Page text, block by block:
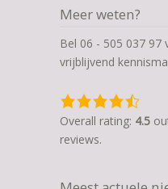
Meer weten?
Bel 06 - 505 037 97
vrijblijvend
4,5
rating
based
Overall rating: 4.5
reviews.